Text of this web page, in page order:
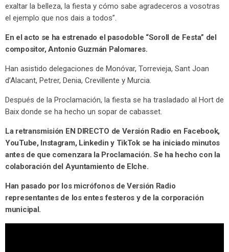
exaltar la belleza, la fiesta y cómo sabe agradeceros a vosotras
el ejemplo que nos dais a todos”.
En el acto se ha estrenado el pasodoble “Soroll de Festa” del
compositor, Antonio Guzmán Palomares.
Han asistido delegaciones de Monóvar, Torrevieja, Sant Joan
d’Alacant, Petrer, Denia, Crevillente y Murcia.
Después de la Proclamación, la fiesta se ha trasladado al Hort de
Baix donde se ha hecho un sopar de cabasset.
La retransmisión EN DIRECTO de Versión Radio en Facebook,
YouTube, Instagram, Linkedin y TikTok se ha iniciado minutos
antes de que comenzara la Proclamación. Se ha hecho con la
colaboración del Ayuntamiento de Elche.
Han pasado por los micrófonos de Versión Radio
representantes de los entes festeros y de la corporación
municipal.